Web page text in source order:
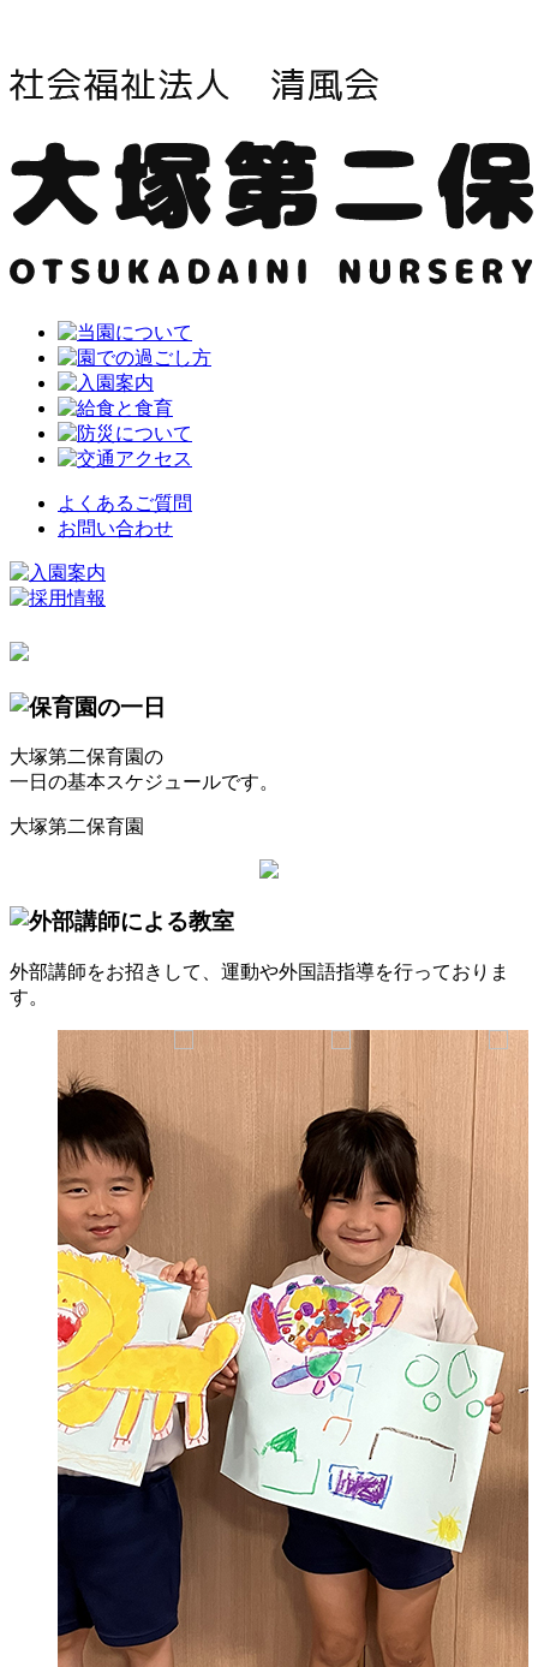
よくあるご質問
お問い合わせ
大塚第二保育園の
一日の基本スケジュールです。
大塚第二保育園
外部講師をお招きして、運動や外国語指導を行っておりま
す。